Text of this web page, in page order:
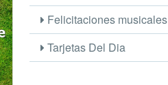
Felicitaciones musicales
Tarjetas Del Dia